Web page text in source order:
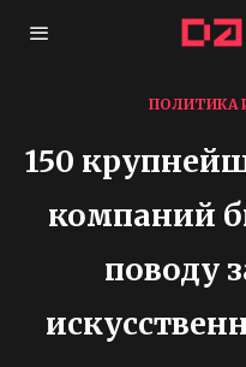
ПОЛИТИКА
150
компаний
поводу